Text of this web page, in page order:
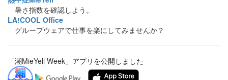
暑さ指数を確認しよう。
LA!COOL Office
グループウェアで仕事を楽にしてみませんか？
「潮MieYell Week」アプリを公開しました